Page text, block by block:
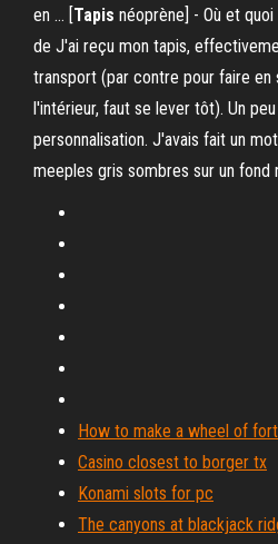
en … [Tapis néoprène] - Où et
de J'ai reçu mon tapis,
transport (par contre pour faire
l'intérieur, faut se lever tôt). Un
personnalisation. J'avais fait un
meeples gris sombres sur un fond
How to make a wheel of
Casino closest to borger tx
Konami slots for pc
The canyons at blackjack